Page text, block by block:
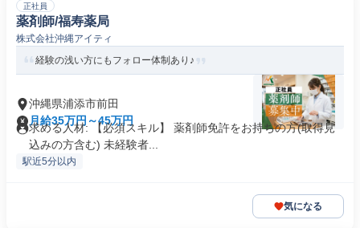
正社員
薬剤師/福寿薬局
株式会社沖縄アイティ
経験の浅い方にもフォロー体制あり♪
沖縄県浦添市前田
月給35万円～45万円
求める人材: 【必須スキル】 薬剤師免許をお持ちの方(取得見
込みの方含む) 未経験者...
駅近5分以内
気になる